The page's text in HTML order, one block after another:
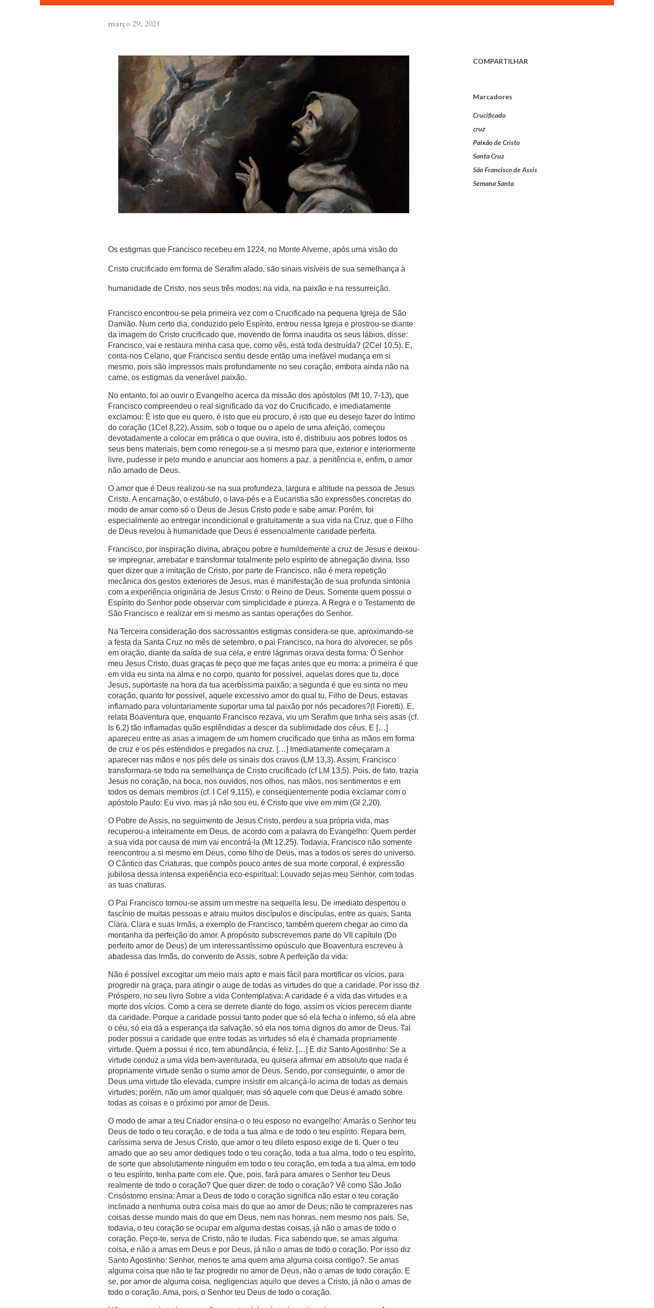
março 29, 2021
Os estigmas que Francisco recebeu em 1224, no Monte Alverne, após uma visão do
Cristo crucificado em forma de Serafim alado, são sinais visíveis de sua semelhança à
humanidade de Cristo, nos seus três modos: na vida, na paixão e na ressurreição.
Francisco encontrou-se pela primeira vez com o Crucificado na pequena Igreja de São
Damião. Num certo dia, conduzido pelo Espírito, entrou nessa Igreja e prostrou-se diante
da imagem do Cristo crucificado que, movendo de forma inaudita os seus lábios, disse:
Francisco, vai e restaura minha casa que, como vês, está toda destruída? (2Cel 10,5). E,
conta-nos Celano, que Francisco sentiu desde então uma inefável mudança em si
mesmo, pois são impressos mais profundamente no seu coração, embora ainda não na
carne, os estigmas da venerável paixão.
No entanto, foi ao ouvir o Evangelho acerca da missão dos apóstolos (Mt 10, 7-13), que
Francisco compreendeu o real significado da voz do Crucificado, e imediatamente
exclamou: É isto que eu quero, é isto que eu procuro, é isto que eu desejo fazer do íntimo
do coração (1Cel 8,22). Assim, sob o toque ou o apelo de uma afeição, começou
devotadamente a colocar em prática o que ouvira, isto é, distribuiu aos pobres todos os
seus bens materiais, bem como renegou-se a si mesmo para que, exterior e interiormente
livre, pudesse ir pelo mundo e anunciar aos homens a paz, a penitência e, enfim, o amor
não amado de Deus.
O amor que é Deus realizou-se na sua profundeza, largura e altitude na pessoa de Jesus
Cristo. A encarnação, o estábulo, o lava-pés e a Eucaristia são expressões concretas do
modo de amar como só o Deus de Jesus Cristo pode e sabe amar. Porém, foi
especialmente ao entregar incondicional e gratuitamente a sua vida na Cruz, que o Filho
de Deus revelou à humanidade que Deus é essencialmente caridade perfeita.
Francisco, por inspiração divina, abraçou pobre e humildemente a cruz de Jesus e deixou-
se impregnar, arrebatar e transformar totalmente pelo espírito de abnegação divina. Isso
quer dizer que a imitação de Cristo, por parte de Francisco, não é mera repetição
mecânica dos gestos exteriores de Jesus, mas é manifestação de sua profunda sintonia
com a experiência originária de Jesus Cristo: o Reino de Deus. Somente quem possui o
Espírito do Senhor pode observar com simplicidade e pureza. A Regra e o Testamento de
São Francisco e realizar em si mesmo as santas operações do Senhor.
Na Terceira consideração dos sacrossantos estigmas considera-se que, aproximando-se
a festa da Santa Cruz no mês de setembro, o pai Francisco, na hora do alvorecer, se pôs
em oração, diante da saída de sua cela, e entre lágrimas orava desta forma: Ó Senhor
meu Jesus Cristo, duas graças te peço que me faças antes que eu morra: a primeira é que
em vida eu sinta na alma e no corpo, quanto for possível, aquelas dores que tu, doce
Jesus, suportaste na hora da tua acerbíssima paixão; a segunda é que eu sinta no meu
coração, quanto for possível, aquele excessivo amor do qual tu, Filho de Deus, estavas
inflamado para voluntariamente suportar uma tal paixão por nós pecadores?(I Fioretti). E,
relata Boaventura que, enquanto Francisco rezava, viu um Serafim que tinha seis asas (cf.
Is 6,2) tão inflamadas quão esplêndidas a descer da sublimidade dos céus. E […]
apareceu entre as asas a imagem de um homem crucificado que tinha as mãos em forma
de cruz e os pés estendidos e pregados na cruz. […] Imediatamente começaram a
aparecer nas mãos e nos pés dele os sinais dos cravos (LM 13,3). Assim, Francisco
transformara-se todo na semelhança de Cristo crucificado (cf LM 13,5). Pois, de fato, trazia
Jesus no coração, na boca, nos ouvidos, nos olhos, nas mãos, nos sentimentos e em
todos os demais membros (cf. I Cel 9,115), e conseqüentemente podia exclamar com o
apóstolo Paulo: Eu vivo, mas já não sou eu, é Cristo que vive em mim (Gl 2,20).
O Pobre de Assis, no seguimento de Jesus Cristo, perdeu a sua própria vida, mas
recuperou-a inteiramente em Deus, de acordo com a palavra do Evangelho: Quem perder
a sua vida por causa de mim vai encontrá-la (Mt 12,25). Todavia, Francisco não somente
reencontrou a si mesmo em Deus, como filho de Deus, mas a todos os seres do universo.
O Cântico das Criaturas, que compôs pouco antes de sua morte corporal, é expressão
jubilosa dessa intensa experiência eco-espiritual: Louvado sejas meu Senhor, com todas
as tuas criaturas.
O Pai Francisco tornou-se assim um mestre na sequella Iesu. De imediato despertou o
fascínio de muitas pessoas e atraiu muitos discípulos e discípulas, entre as quais, Santa
Clara. Clara e suas Irmãs, a exemplo de Francisco, também querem chegar ao cimo da
montanha da perfeição do amor. A propósito subscrevemos parte do VII capítulo (Do
perfeito amor de Deus) de um interessantíssimo opúsculo que Boaventura escreveu à
abadessa das Irmãs, do convento de Assis, sobre A perfeição da vida:
Não é possível excogitar um meio mais apto e mais fácil para mortificar os vícios, para
progredir na graça, para atingir o auge de todas as virtudes do que a caridade. Por isso diz
Próspero, no seu livro Sobre a vida Contemplativa: A caridade é a vida das virtudes e a
morte dos vícios. Como a cera se derrete diante do fogo, assim os vícios perecem diante
da caridade. Porque a caridade possui tanto poder que só ela fecha o inferno, só ela abre
o céu, só ela dá a esperança da salvação, só ela nos torna dignos do amor de Deus. Tal
poder possui a caridade que entre todas as virtudes só ela é chamada propriamente
virtude. Quem a possui é rico, tem abundância, é feliz. […] E diz Santo Agostinho: Se a
virtude conduz a uma vida bem-aventurada, eu quisera afirmar em absoluto que nada é
propriamente virtude senão o sumo amor de Deus. Sendo, por conseguinte, o amor de
Deus uma virtude tão elevada, cumpre insistir em alcançá-lo acima de todas as demais
virtudes; porém, não um amor qualquer, mas só aquele com que Deus é amado sobre
todas as coisas e o próximo por amor de Deus.
O modo de amar a teu Criador ensina-o o teu esposo no evangelho: Amarás o Senhor teu
Deus de todo o teu coração, e de toda a tua alma e de todo o teu espírito. Repara bem,
caríssima serva de Jesus Cristo, que amor o teu dileto esposo exige de ti. Quer o teu
amado que ao seu amor dediques todo o teu coração, toda a tua alma, todo o teu espírito,
de sorte que absolutamente ninguém em todo o teu coração, em toda a tua alma, em todo
o teu espírito, tenha parte com ele. Que, pois, fará para amares o Senhor teu Deus
realmente de todo o coração? Que quer dizer: de todo o coração? Vê como São João
Crisóstomo ensina: Amar a Deus de todo o coração significa não estar o teu coração
inclinado a nenhuma outra coisa mais do que ao amor de Deus; não te comprazeres nas
coisas desse mundo mais do que em Deus, nem nas honras, nem mesmo nos pais. Se,
todavia, o teu coração se ocupar em alguma destas coisas, já não o amas de todo o
coração. Peço-te, serva de Cristo, não te iludas. Fica sabendo que, se amas alguma
coisa, e não a amas em Deus e por Deus, já não o amas de todo o coração. Por isso diz
Santo Agostinho: Senhor, menos te ama quem ama alguma coisa contigo?. Se amas
alguma coisa que não te faz progredir no amor de Deus, não o amas de todo coração. E
se, por amor de alguma coisa, negligencias aquilo que deves a Cristo, já não o amas de
todo o coração. Ama, pois, o Senhor teu Deus de todo o coração.
COMPARTILHAR
Marcadores
Crucificado
cruz
Paixão de Cristo
Santa Cruz
São Francisco de Assis
Semana Santa